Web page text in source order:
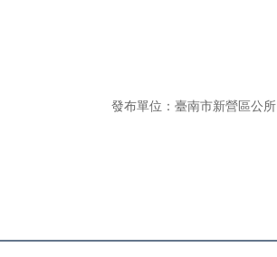
發布單位：臺南市新營區公所